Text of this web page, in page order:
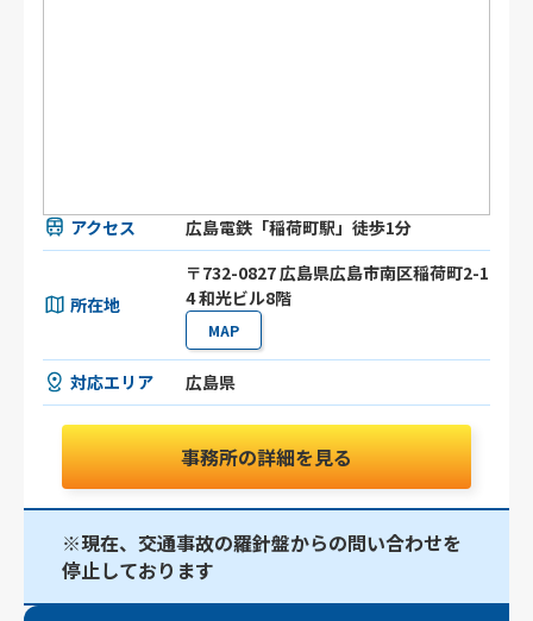
アクセス 広島電鉄「稲荷町駅」徒歩1分
所在地
〒732-0827 広島県広島市南区稲荷町2-1
4 和光ビル8階
MAP
対応エリア 広島県
事務所の詳細を見る
※現在、交通事故の羅針盤からの問い合わせを
停止しております